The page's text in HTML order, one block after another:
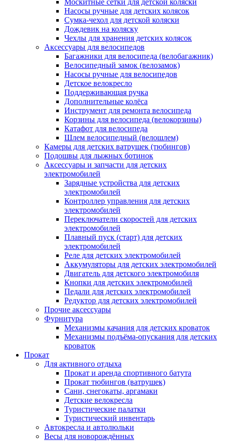
Москитные сетки для детской коляски
Насосы ручные для детских колясок
Сумка-чехол для детской коляски
Дождевик на коляску
Чехлы для хранения детских колясок
Аксессуары для велосипедов
Багажники для велосипеда (велобагажник)
Велосипедный замок (велозамок)
Насосы ручные для велосипедов
Детское велокресло
Поддерживающая ручка
Дополнительные колёса
Инструмент для ремонта велосипеда
Корзины для велосипеда (велокорзины)
Катафот для велосипеда
Шлем велосипедный (велошлем)
Камеры для детских ватрушек (тюбингов)
Подошвы для лыжных ботинок
Аксессуары и запчасти для детских
электромобилей
Зарядные устройства для детских
электромобилей
Контроллер управления для детских
электромобилей
Переключатели скоростей для детских
электромобилей
Плавный пуск (старт) для детских
электромобилей
Реле для детских электромобилей
Аккумуляторы для детских электромобилей
Двигатель для детского электромобиля
Кнопки для детских электромобилей
Педали для детских электромобилей
Редуктор для детских электромобилей
Прочие аксессуары
Фурнитура
Механизмы качания для детских кроваток
Механизмы подъёма-опускания для детских
кроваток
Прокат
Для активного отдыха
Прокат и аренда спортивного батута
Прокат тюбингов (ватрушек)
Сани, снегокаты, аргамаки
Детские велокресла
Туристические палатки
Туристический инвентарь
Автокресла и автолюльки
Весы для новорождённых